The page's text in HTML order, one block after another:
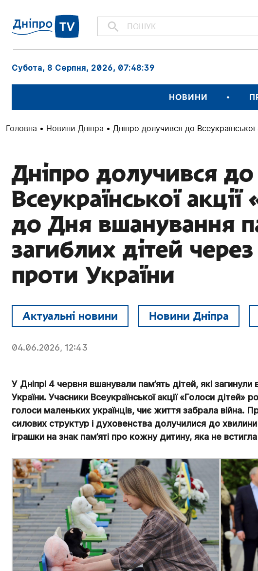
Субота, 8 Серпня, 2026, 07:48:41
НОВИНИ
Головна • Новини Дніпра • Дніпро долучився до
Дніпро долучився до
Всеукраїнської
до Дня вшанування
загиблих дітей
проти України
Актуальні новини Новини Дніпра
04.06.2026, 12:43
У Дніпрі 4 червня вшанували пам’ять дітей, які загинули
України. Учасники Всеукраїнської акції «Голоси
голоси маленьких українців, чиє життя забрала війна.
силових структур і духовенства долучилися до
іграшки на знак пам’яті про кожну дитину, яка не встигла